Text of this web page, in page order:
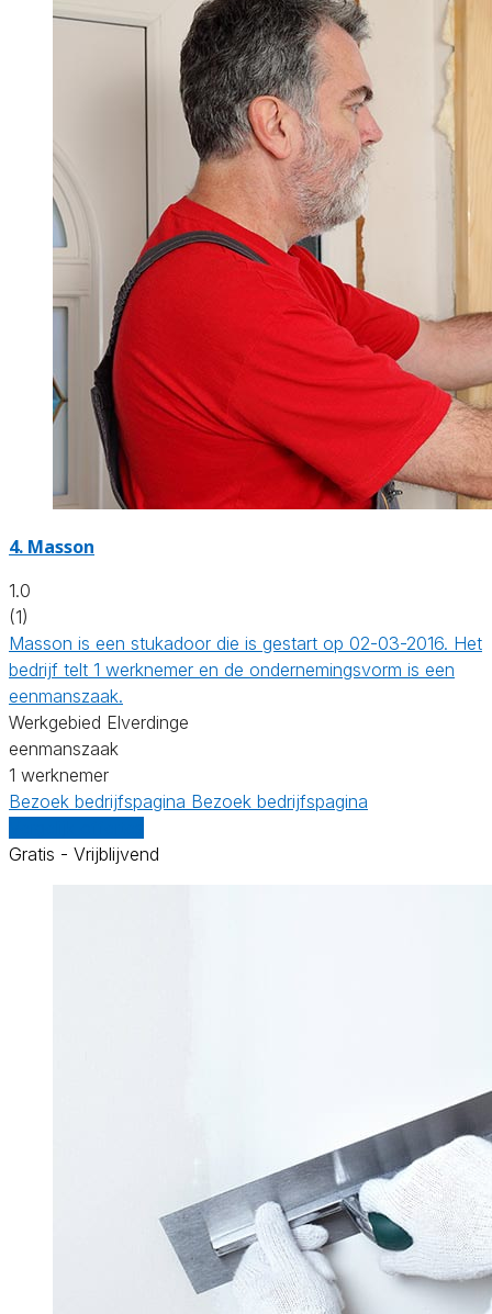
4. Masson
1.0
(1)
Masson is een stukadoor die is gestart op 02-03-2016. Het
bedrijf telt 1 werknemer en de ondernemingsvorm is een
eenmanszaak.
Werkgebied Elverdinge
eenmanszaak
1 werknemer
Bezoek bedrijfspagina Bezoek bedrijfspagina
Gratis - Vrijblijvend